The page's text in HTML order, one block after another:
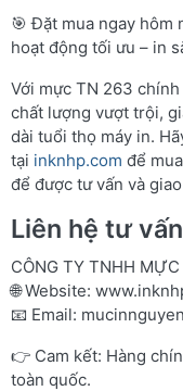
🎯 Đặt mua ngay hôm
hoạt động tối ưu – in
Với mực TN 263
chất lượng vượt trội,
dài tuổi thọ máy in.
tại inknhp.com để
để được tư vấn và
Liên hệ tư
CÔNG TY TNHH
🌐 Website:
📧 Email:
👉 Cam kết: Hàng
toàn quốc.